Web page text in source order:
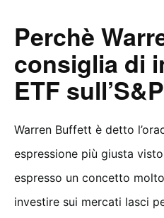
Perchè
consiglia di
ETF
Warren Buffett è detto
espressione più giusta
espresso un concetto
investire sui mercati lasci